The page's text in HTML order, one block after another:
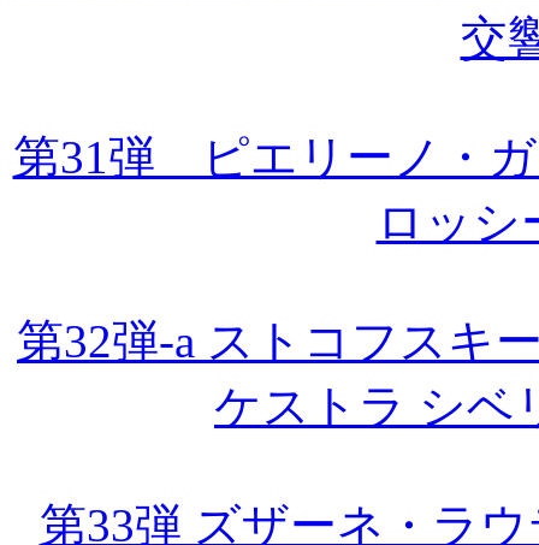
交
第31弾 ピエリーノ・
ロッシ
第32弾-a ストコフスキ
ケストラ シベ
第33弾 ズザーネ・ラ